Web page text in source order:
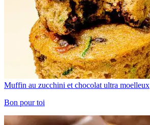
Muffin au zucchini et chocolat ultra moelleux
Bon pour toi